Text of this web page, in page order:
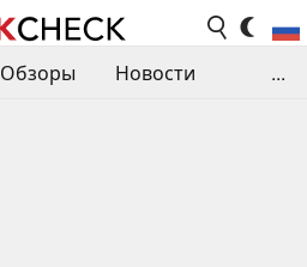
Обзоры
Новости
...